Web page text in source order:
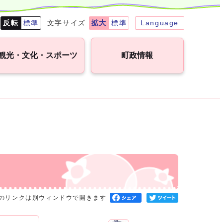
反転 標準 文字サイズ 拡大 標準 Language
光・文化・スポーツ 町政情報
リンクは別ウィンドウで開きます